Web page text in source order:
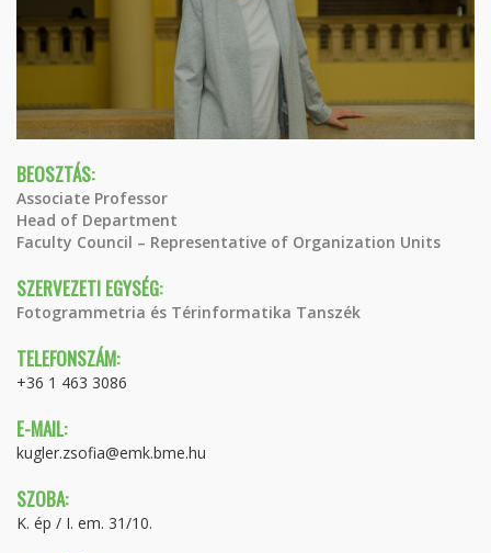
BEOSZTÁS:
Associate Professor
Head of Department
Faculty Council – Representative of Organization Units
SZERVEZETI EGYSÉG:
Fotogrammetria és Térinformatika Tanszék
TELEFONSZÁM:
+36 1 463 3086
E-MAIL:
kugler.zsofia@emk.bme.hu
SZOBA:
K. ép / I. em. 31/10.